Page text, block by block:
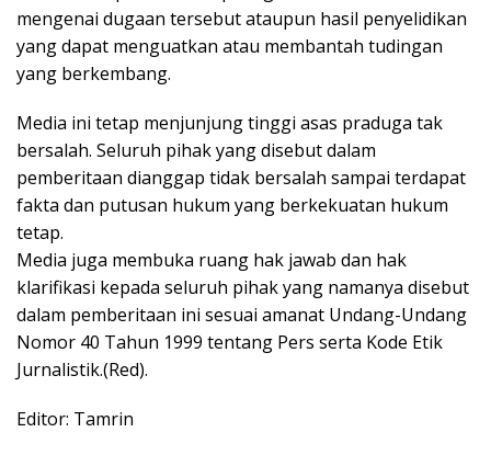
mengenai dugaan tersebut ataupun hasil penyelidikan
yang dapat menguatkan atau membantah tudingan
yang berkembang.
Media ini tetap menjunjung tinggi asas praduga tak
bersalah. Seluruh pihak yang disebut dalam
pemberitaan dianggap tidak bersalah sampai terdapat
fakta dan putusan hukum yang berkekuatan hukum
tetap.
Media juga membuka ruang hak jawab dan hak
klarifikasi kepada seluruh pihak yang namanya disebut
dalam pemberitaan ini sesuai amanat Undang-Undang
Nomor 40 Tahun 1999 tentang Pers serta Kode Etik
Jurnalistik.(Red).
Editor: Tamrin